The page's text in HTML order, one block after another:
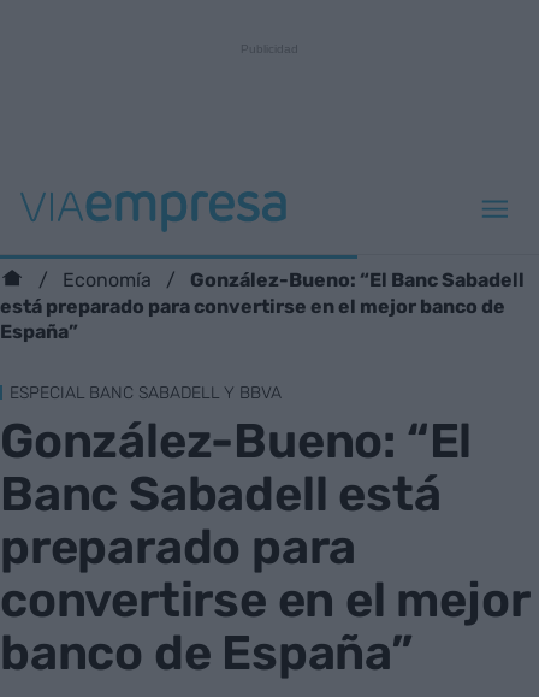
Economía
González-Bueno: “El Banc Sabadell
está preparado para convertirse en el mejor banco de
España”
ESPECIAL BANC SABADELL Y BBVA
González-Bueno: “El
Banc Sabadell está
preparado para
convertirse en el mejor
banco de España”